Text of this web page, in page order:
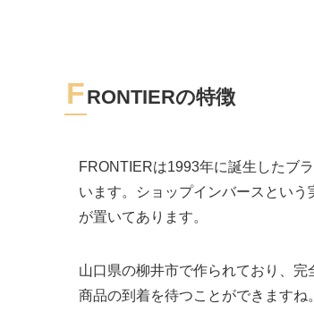
FRONTIERの特徴
FRONTIERは1993年に誕生したブ
います。ショップインバースとい
が置いてあります。
山口県の柳井市で作られており、
商品の到着を待つことができますね。